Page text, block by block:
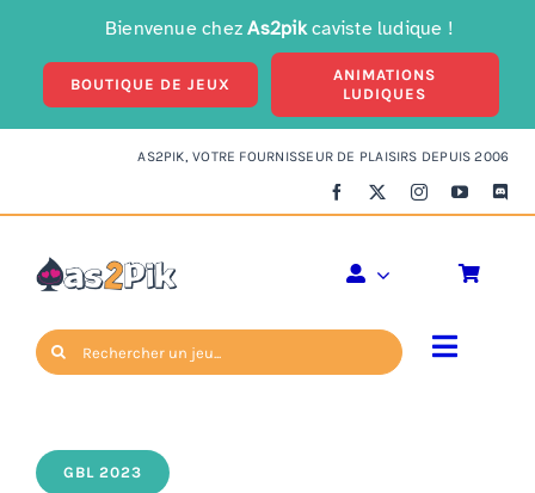
Bienvenue chezAs2pikcaviste ludique !
BOUTIQUE DE JEUX
ANIMATIONS
LUDIQUES
AS2PIK, VOTRE FOURNISSEUR DE PLAISIRS DEPUIS 2006
Toggle
Rechercher:
Accueil»Spinboard
GBL 2023